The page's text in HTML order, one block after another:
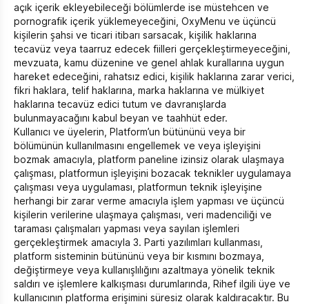
açık içerik ekleyebileceği bölümlerde ise müstehcen ve
pornografik içerik yüklemeyeceğini, OxyMenu ve üçüncü
kişilerin şahsi ve ticari itibarı sarsacak, kişilik haklarına
tecavüz veya taarruz edecek fiilleri gerçekleştirmeyeceğini,
mevzuata, kamu düzenine ve genel ahlak kurallarına uygun
hareket edeceğini, rahatsız edici, kişilik haklarına zarar verici,
fikri haklara, telif haklarına, marka haklarına ve mülkiyet
haklarına tecavüz edici tutum ve davranışlarda
bulunmayacağını kabul beyan ve taahhüt eder.
Kullanıcı ve üyelerin, Platform’un bütününü veya bir
bölümünün kullanılmasını engellemek ve veya işleyişini
bozmak amacıyla, platform paneline izinsiz olarak ulaşmaya
çalışması, platformun işleyişini bozacak teknikler uygulamaya
çalışması veya uygulaması, platformun teknik işleyişine
herhangi bir zarar verme amacıyla işlem yapması ve üçüncü
kişilerin verilerine ulaşmaya çalışması, veri madenciliği ve
taraması çalışmaları yapması veya sayılan işlemleri
gerçekleştirmek amacıyla 3. Parti yazılımları kullanması,
platform sisteminin bütününü veya bir kısmını bozmaya,
değiştirmeye veya kullanışlılığını azaltmaya yönelik teknik
saldırı ve işlemlere kalkışması durumlarında, Rihef ilgili üye ve
kullanıcının platforma erişimini süresiz olarak kaldıracaktır. Bu